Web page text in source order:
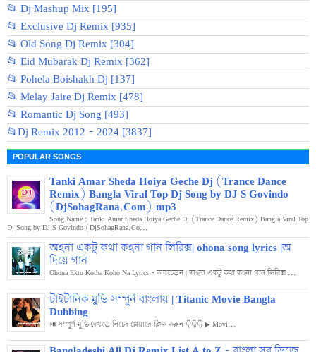
📂 Dj Mashup Mix [195]
📂 Exclusive Dj Remix [935]
📂 Old Song Dj Remix [304]
📂 Eid Mubarak Dj Remix [362]
📂 Pohela Boishakh Dj [137]
📂 Melay Jaire Dj Remix [478]
📂 Romantic Dj Song [493]
📂Dj Remix 2012 - 2024 [3837]
POPULAR SONGS
Tanki Amar Sheda Hoiya Geche Dj (Trance Dance
Remix) Bangla Viral Top Dj Song by DJ S Govindo
(DjSohagRana.Com).mp3
Song Name : Tanki Amar Sheda Hoiya Geche Dj (Trance Dance Remix) Bangla Viral Top
Dj Song by DJ S Govindo (DjSohagRana.Co...
অহনা একটু কথা কহনা গান লিরিক্স| ohona song lyrics |অ
দিয়ে গান
Ohona Ektu Kotha Koho Na Lyrics - অবচেতন | অহনা একটু কথা কহনা গান লিরিক্স ...
টাইটানিক মুভি সম্পুর্ন বাংলায় | Titanic Movie Bangla
Dubbing
⏯️ সম্পুর্ণ মুভি দেখতে নিচের প্লেয়ারে ক্লিক করুন 👇👇👇 ▶ Movi...